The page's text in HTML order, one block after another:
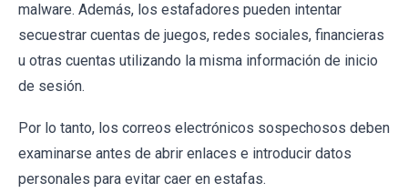
malware. Además, los estafadores pueden intentar
secuestrar cuentas de juegos, redes sociales, financieras
u otras cuentas utilizando la misma información de inicio
de sesión.
Por lo tanto, los correos electrónicos sospechosos deben
examinarse antes de abrir enlaces e introducir datos
personales para evitar caer en estafas.